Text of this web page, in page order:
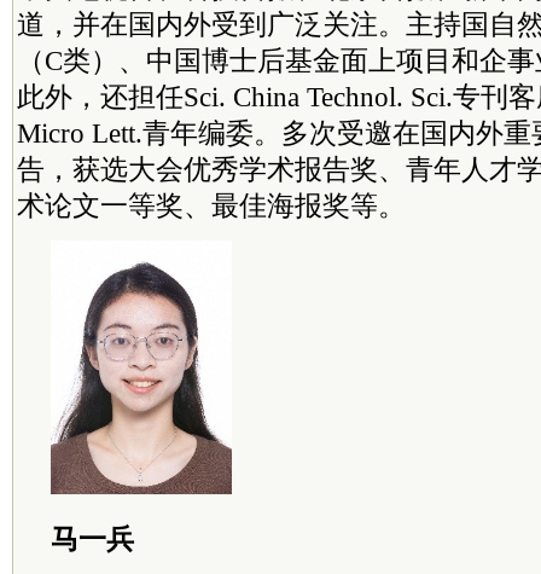
道，并在国内外受到广泛关注。主持国自
（C类）、中国博士后基金面上项目和企
此外，还担任Sci. China Technol. Sci.专刊
Micro Lett.青年编委。多次受邀在国内外
告，获选大会优秀学术报告奖、青年人才
术论文一等奖、最佳海报奖等。
马一兵